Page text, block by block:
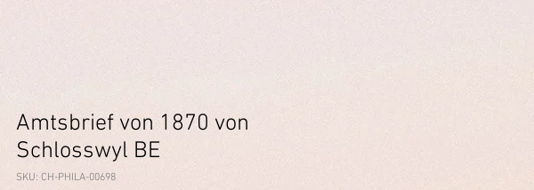
Amtsbrief von 1870 von
Schlosswyl BE
SKU: CH-PHILA-00698